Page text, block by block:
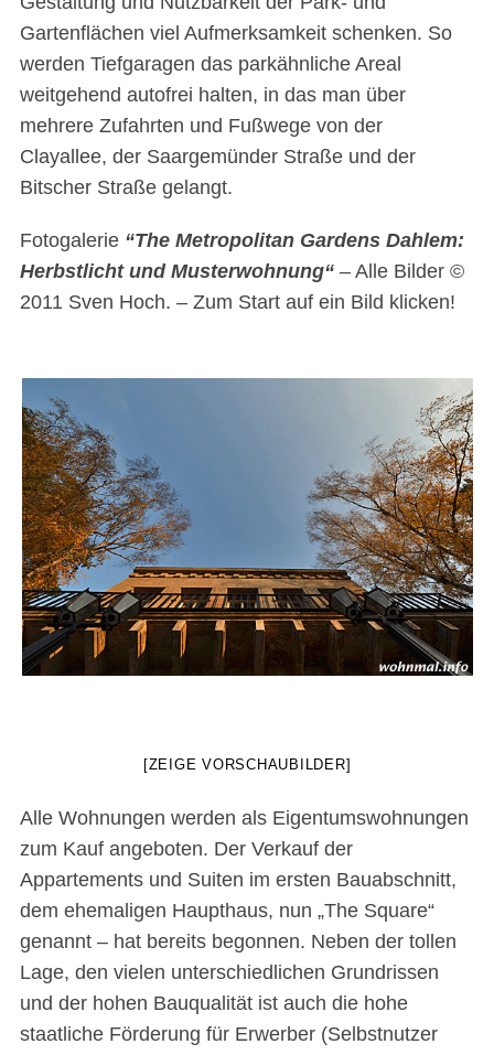
Gartenflächen viel Aufmerksamkeit schenken. So
werden Tiefgaragen das parkähnliche Areal
weitgehend autofrei halten, in das man über
mehrere Zufahrten und Fußwege von der
Clayallee, der Saargemünder Straße und der
Bitscher Straße gelangt.
Fotogalerie “The Metropolitan Gardens Dahlem:
Herbstlicht und Musterwohnung“– Alle Bilder ©
2011 Sven Hoch. – Zum Start auf ein Bild klicken!
[ZEIGE VORSCHAUBILDER]
Alle Wohnungen werden als Eigentumswohnungen
zum Kauf angeboten. Der Verkauf der
Appartements und Suiten im ersten Bauabschnitt,
dem ehemaligen Haupthaus, nun „The Square“
genannt – hat bereits begonnen. Neben der tollen
Lage, den vielen unterschiedlichen Grundrissen
und der hohen Bauqualität ist auch die hohe
staatliche Förderung für Erwerber (Selbstnutzer